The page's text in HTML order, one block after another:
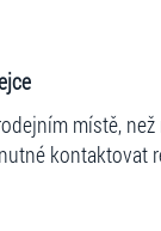
místě, než
kontaktovat